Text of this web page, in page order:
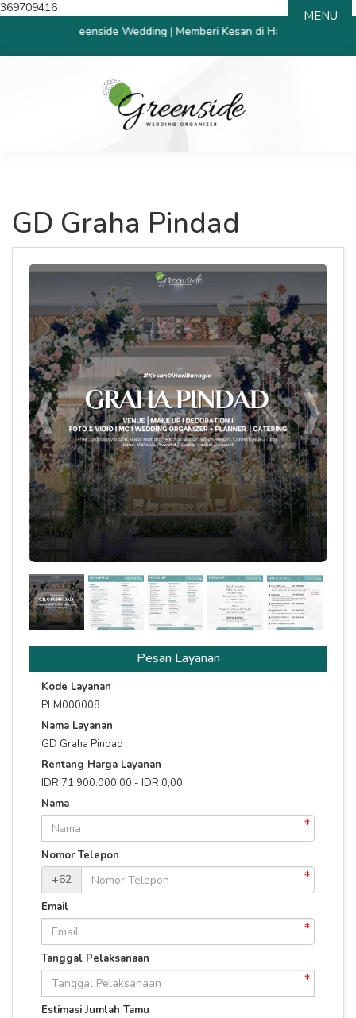
369709416
Datang Greenside Wedding | Memberi Kesan di Hari Bahagia
GD Graha Pindad
COVER
Pesan Layanan
Kode Layanan
PLM000008
Nama Layanan
GD Graha Pindad
Rentang Harga Layanan
IDR 71.900.000,00 - IDR 0,00
Nama
Nomor Telepon
+62
Email
Tanggal Pelaksanaan
Estimasi Jumlah Tamu
MENU